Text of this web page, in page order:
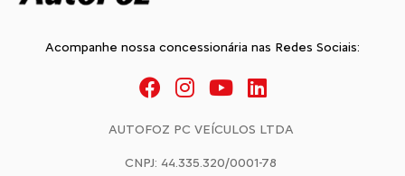
Acompanhe nossa concessionária nas Redes Sociais:
AUTOFOZ PC VEÍCULOS LTDA
CNPJ: 44.335.320/0001-78